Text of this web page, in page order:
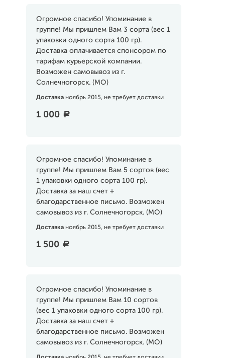
Огромное спасибо! Упоминание в
группе! Мы пришлем Вам 3 сорта (вес 1
упаковки одного сорта 100 гр).
Доставка оплачивается спонсором по
тарифам курьерской компании.
Возможен самовывоз из г.
Солнечногорск. (МО)
Доставка ноябрь 2015, не требует доставки
1 000 a
Огромное спасибо! Упоминание в
группе! Мы пришлем Вам 5 сортов (вес
1 упаковки одного сорта 100 гр).
Доставка за наш счет +
благодарственное письмо. Возможен
самовывоз из г. Солнечногорск. (МО)
Доставка ноябрь 2015, не требует доставки
1 500 a
Огромное спасибо! Упоминание в
группе! Мы пришлем Вам 10 сортов
(вес 1 упаковки одного сорта 100 гр).
Доставка за наш счет +
благодарственное письмо. Возможен
самовывоз из г. Солнечногорск. (МО)